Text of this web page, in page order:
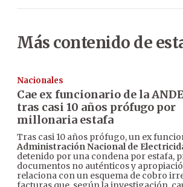
Más contenido de
Nacionales
Cae ex funcionario de la
tras casi 10 años prófugo por
millonaria estafa
Tras casi 10 años prófugo, un ex
Administración Nacional de
detenido por una condena por estafa,
documentos no auténticos y
relaciona con un esquema de cobro